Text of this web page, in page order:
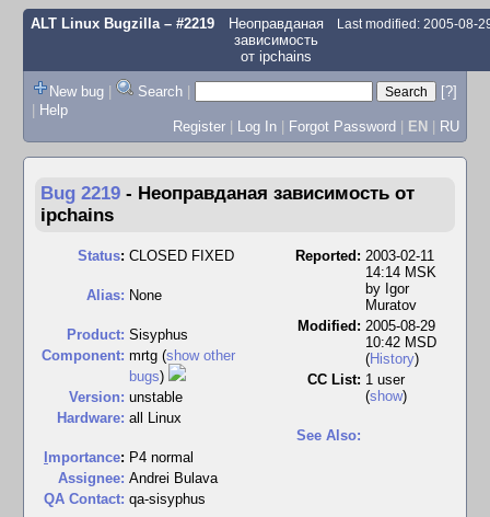
ALT Linux Bugzilla– #2219
Неоправданая
зависимость
от ipchains
Last modified: 2005-08-
New bug | Search |
[?]
| Help
Register | Log In | Forgot Password | EN | RU
Bug 2219 - Неоправданая зависимость от
ipchains
Status: CLOSED FIXED
Alias: None
Product: Sisyphus
Component: mrtg (show other
bugs)
Version: unstable
Hardware: all Linux
mportance: P4 normal
Assignee: Andrei Bulava
QA Contact: qa-sisyphus
Reported: 2003-02-11
14:14 MSK
by Igor
Muratov
Modified: 2005-08-29
10:42 MSD
(History)
CC List: 1 user
(show)
See Also: